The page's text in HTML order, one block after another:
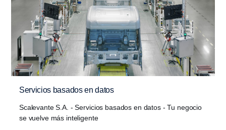
Servicios basados en datos
Scalevante S.A. - Servicios basados en datos - Tu negocio
se vuelve más inteli­gente